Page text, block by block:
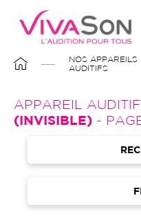
contenu
principal
FIL
D'ARIANE
NOS APPAREILS
AUDITIFS
APPAREIL AUDITIF
(INVISIBLE) -